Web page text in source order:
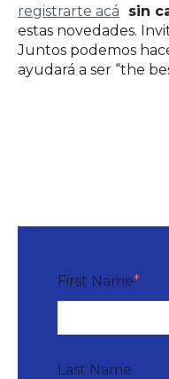
registrarte acá sin
estas novedades.
Juntos podemos
ayudará a ser “the
First Name*
Last Name